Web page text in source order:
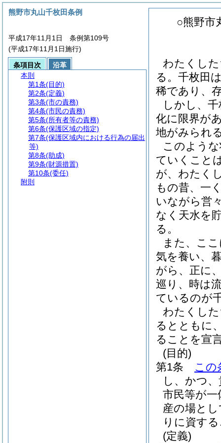
○熊野市
わたくし
る。千枚田
稀であり、
しかし、
化に限界が
地がみられ
このよう
ていくこと
が、わたく
もの昔、一
いながら営
なく天水を
る。
また、こ
気を養い、
がら、正に
巡り、時は
ているのが
わたくし
るとともに
ることを宣
(目的)
第1条
この
し、かつ
市民等が
産の場と
りに資す
(定義)
熊野市丸山千枚田条例
平成17年11月1日 条例第109号
(平成17年11月1日施行)
条項目次
沿革
本則
第1条(目的)
第2条(定義)
第3条(市の責務)
第4条(市民の責務)
第5条(所有者等の責務)
第6条(保護区域の指定)
第7条(保護区域内における行為の届出
等)
第8条(助成)
第9条(財源措置)
第10条(委任)
附則